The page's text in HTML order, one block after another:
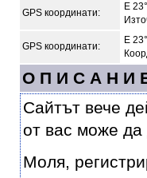
GPS координати:
E
GPS координати:
E
О П И С А Н И
Сайтът вече
от вас може да
Моля,